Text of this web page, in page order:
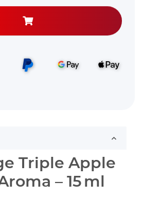
Triple Apple
– 15 ml